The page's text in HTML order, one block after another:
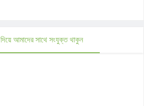
আমাদের সাথে সংযুক্ত থাকুন